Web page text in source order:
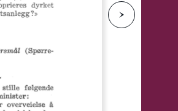
N
e
s
t
e
s
i
d
e